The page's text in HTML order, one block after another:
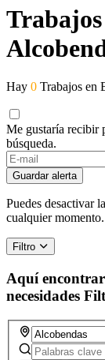
Hay 0 Trabajos en
Me gustaría recibir
búsqueda.
Guardar alerta
Puedes desactivar
cualquier momento.
Filtro
Aquí
necesidades